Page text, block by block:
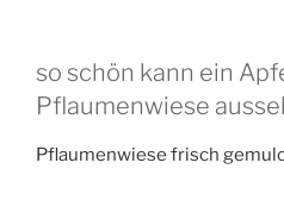
so schön kann ein
Pflaumenwiese
Pflaumenwiese frisch